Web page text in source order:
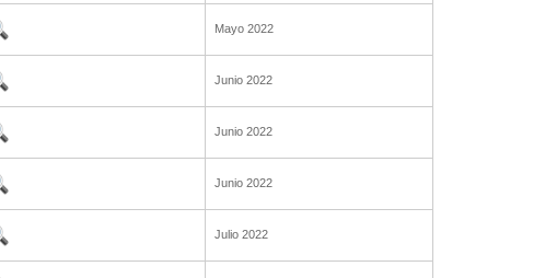
Mayo 2022
Junio 2022
Junio 2022
Junio 2022
Julio 2022